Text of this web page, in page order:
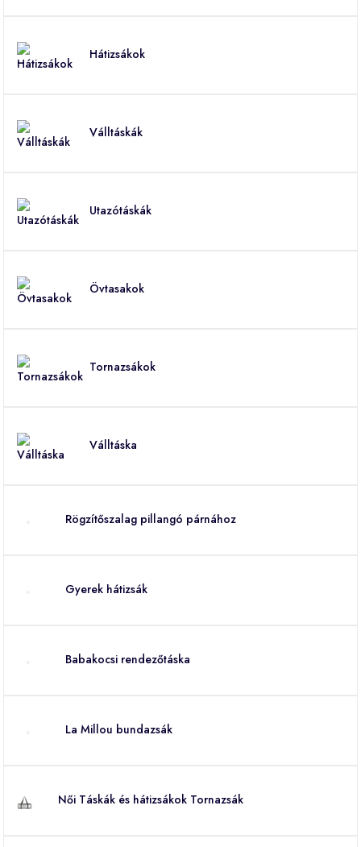
Hátizsákok
Válltáskák
Utazótáskák
Övtasakok
Tornazsákok
Válltáska
Rögzítőszalag pillangó párnához
Gyerek hátizsák
Babakocsi rendezőtáska
La Millou bundazsák
Női Táskák és hátizsákok Tornazsák